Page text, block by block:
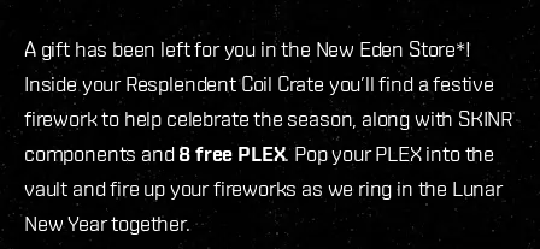
A gift has been left for you in the New Eden Store*!
Inside your Resplendent Coil Crate you’ll find a festive
firework to help celebrate the season, along with SKINR
components and8 free PLEX. Pop your PLEX into the
vault and fire up your fireworks as we ring in the Lunar
New Year together.